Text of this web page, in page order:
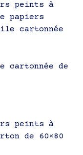
peints à
papiers
cartonnée
cartonnée de
peints à
de 60×80